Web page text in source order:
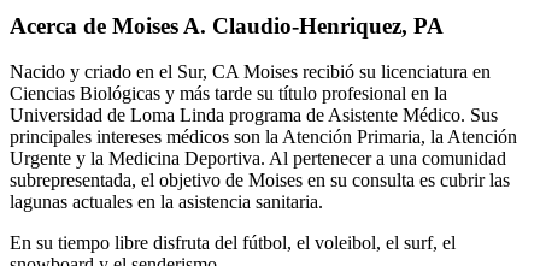
Acerca de Moises A. Claudio-Henriquez, PA
Nacido y criado en el Sur, CA Moises recibió su licenciatura en
Ciencias Biológicas y más tarde su título profesional en la
Universidad de Loma Linda programa de Asistente Médico. Sus
principales intereses médicos son la Atención Primaria, la Atención
Urgente y la Medicina Deportiva. Al pertenecer a una comunidad
subrepresentada, el objetivo de Moises en su consulta es cubrir las
lagunas actuales en la asistencia sanitaria.
En su tiempo libre disfruta del fútbol, el voleibol, el surf, el